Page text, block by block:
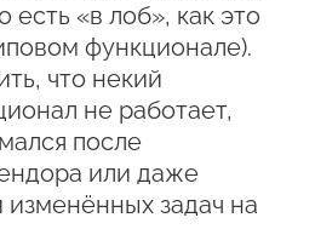
есть «в лоб», как это
функционале).
что некий
не работает,
после
или даже
изменённых задач на